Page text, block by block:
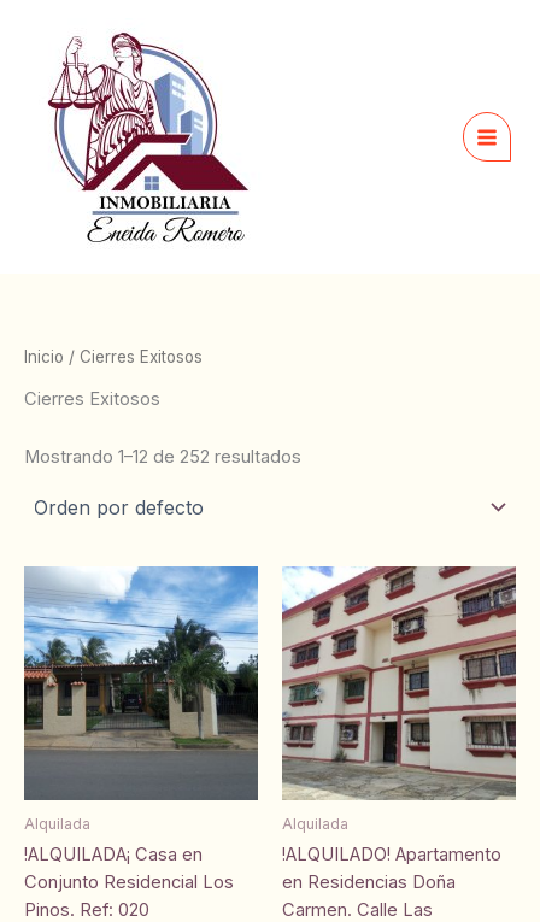
contenido
Inicio / Cierres Exitosos
Cierres Exitosos
Mostrando 1–12 de 252 resultados
Alquilada
!ALQUILADA¡ Casa en
Conjunto Residencial Los
Pinos. Ref: 020
Alquilada
!ALQUILADO! Apartamento
en Residencias Doña
Carmen. Calle Las